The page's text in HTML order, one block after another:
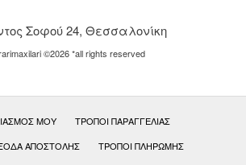
Σοφού 24, Θεσσαλονίκη
©2026 *all rights reserved
ΜΟΥ
ΤΡΌΠΟΙ ΠΑΡΑΓΓΕΛΊΑΣ
ΑΠΟΣΤΟΛΉΣ
ΤΡΌΠΟΙ ΠΛΗΡΩΜΉΣ